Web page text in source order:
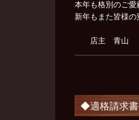
本年も格別のご
新年もまた皆様
店主 青山
◆適格請求